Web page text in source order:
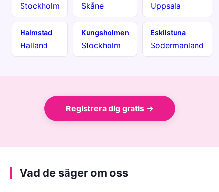
Stockholm Skåne Uppsala
Halmstad
Halland
Kungsholmen
Stockholm
Eskilstuna
Södermanland
Registrera dig gratis →
Vad de säger om oss